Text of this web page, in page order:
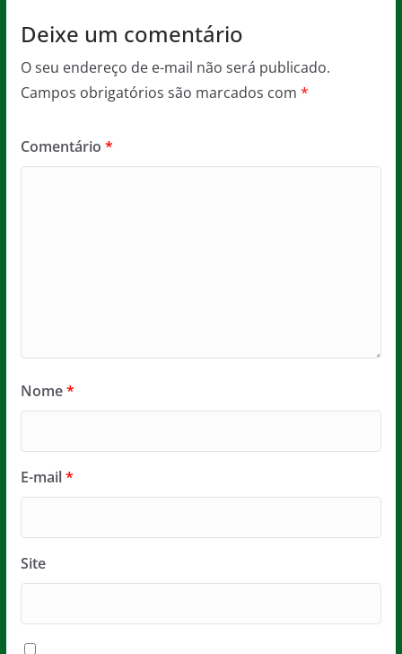
Deixe um comentário
O seu endereço de e-mail não será publicado.
Campos obrigatórios são marcados com *
Comentário *
Nome*
E-mail*
Site